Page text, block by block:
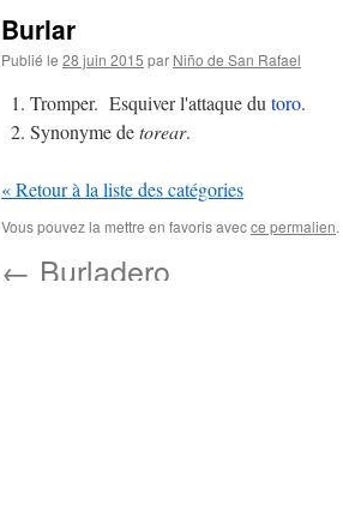
Burlar
Publié le 28 juin 2015 par Niño de San Rafael
Tromper. Esquiver l'attaque du toro.
Synonyme detorear.
« Retour à la liste des catégories
Vous pouvez la mettre en favoris avecce permalien.
← Burladero